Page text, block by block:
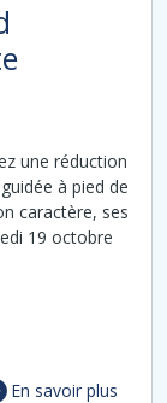
une réduction
à pied de
caractère, ses
19 octobre
En savoir plus